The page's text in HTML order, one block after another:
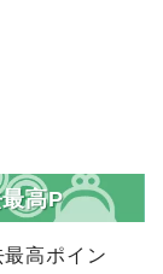
高P
高ポイン